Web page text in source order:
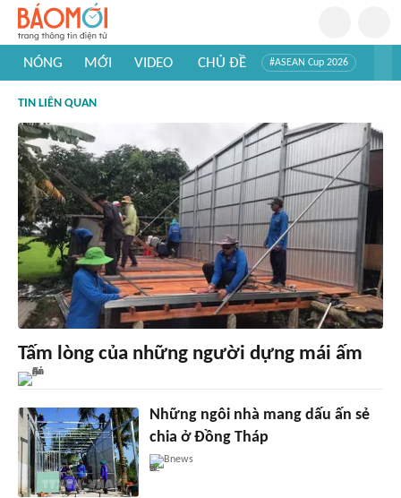
NÓNG MỚI VIDEO CHỦ ĐỀ #ASEAN Cup 2026
#Khám phá thế giới
TIN LIÊN QUAN
Tấm lòng của những người dựng mái ấm
Những ngôi nhà mang dấu ấn sẻ
chia ở Đồng Tháp
Bnews